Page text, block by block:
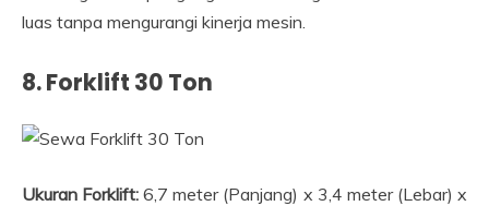
luas tanpa mengurangi kinerja mesin.
8. Forklift 30 Ton
Ukuran Forklift: 6,7 meter (Panjang) x 3,4 meter (Lebar) x